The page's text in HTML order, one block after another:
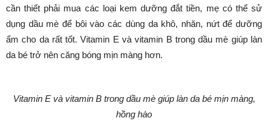
cần thiết phải mua các loại kem dưỡng đắt tiền, mẹ có thể sử
dụng dầu mè để bôi vào các dùng da khô, nhăn, nứt để dưỡng
ẩm cho da rất tốt. Vitamin E và vitamin B trong dầu mè giúp làn
da bé trở nên căng bóng mịn màng hơn.
Vitamin E và vitamin B trong dầu mè giúp làn da bé mịn màng,
hồng hào